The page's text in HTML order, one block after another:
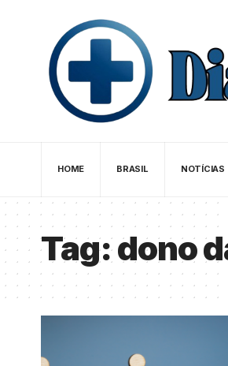
HOME BRASIL NOTÍCIAS
Tag:dono